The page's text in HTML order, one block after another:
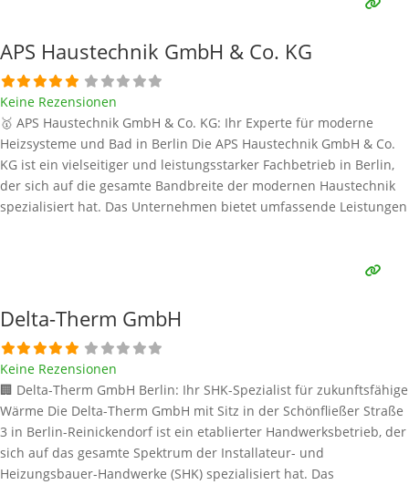
APS Haustechnik GmbH & Co. KG
Keine Rezensionen
🥇 APS Haustechnik GmbH & Co. KG: Ihr Experte für moderne
Heizsysteme und Bad in Berlin Die APS Haustechnik GmbH & Co.
KG ist ein vielseitiger und leistungsstarker Fachbetrieb in Berlin,
der sich auf die gesamte Bandbreite der modernen Haustechnik
spezialisiert hat. Das Unternehmen bietet umfassende Leistungen
Delta-Therm GmbH
Keine Rezensionen
🏢 Delta-Therm GmbH Berlin: Ihr SHK-Spezialist für zukunftsfähige
Wärme Die Delta-Therm GmbH mit Sitz in der Schönfließer Straße
3 in Berlin-Reinickendorf ist ein etablierter Handwerksbetrieb, der
sich auf das gesamte Spektrum der Installateur- und
Heizungsbauer-Handwerke (SHK) spezialisiert hat. Das